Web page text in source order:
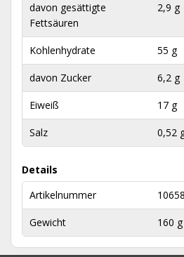
davon gesättigte
Fettsäuren
2,9 g
Kohlenhydrate 55 g
davon Zucker 6,2 g
Eiweiß 17 g
Salz 0,52
Details
Artikelnummer
Gewicht 160 g